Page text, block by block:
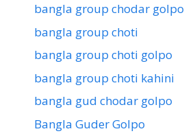
bangla group chodar golpo
bangla group choti
bangla group choti golpo
bangla group choti kahini
bangla gud chodar golpo
Bangla Guder Golpo